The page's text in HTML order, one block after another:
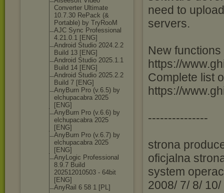
Converter Ultimate
10.7.30 RePack (&
Portable) by TryRooM
AJC Sync Professional
4.21.0.1 [ENG]
Android Studio 2024.2.2
Build 13 [ENG]
Android Studio 2025.1.1
Build 14 [ENG]
Android Studio 2025.2.2
Build 7 [ENG]
AnyBurn Pro (v.6.5) by
elchupacabra 2025
[ENG]
AnyBurn Pro (v.6.6) by
elchupacabra 2025
[ENG]
AnyBurn Pro (v.6.7) by
elchupacabra 2025
[ENG]
AnyLogic Professional
8.9.7 Build
202512010503 - 64bit
[ENG]
AnyRail 6 58 1 [PL]
need to
servers.
New
https://
Complete list
https://
---------------
strona
oficjalna
system
2008/ 7/ 8/